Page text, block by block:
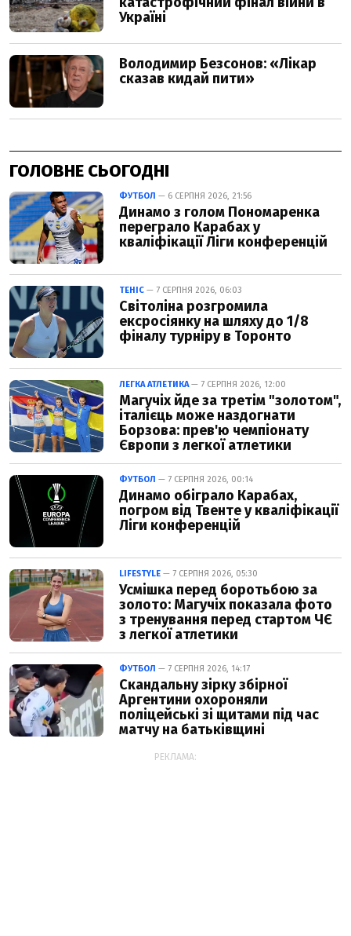
ГОЛОВНЕ СЬОГОДНІ
ФУТБОЛ — 6 СЕРПНЯ 2026, 21:56
Динамо з голом Пономаренка
переграло Карабах у
кваліфікації Ліги конференцій
ТЕНІС — 7 СЕРПНЯ 2026, 06:03
Світоліна розгромила
ексросіянку на шляху до 1/8
фіналу турніру в Торонто
ЛЕГКА АТЛЕТИКА— 7 СЕРПНЯ 2026, 12:00
Магучіх йде за третім "золотом",
італієць може наздогнати
Борзова: прев'ю чемпіонату
Європи з легкої атлетики
ФУТБОЛ — 7 СЕРПНЯ 2026, 00:14
Динамо обіграло Карабах,
погром від Твенте у кваліфікації
Ліги конференцій
LIFESTYLE — 7 СЕРПНЯ 2026, 05:30
Усмішка перед боротьбою за
золото: Магучіх показала фото
з тренування перед стартом ЧЄ
з легкої атлетики
ФУТБОЛ — 7 СЕРПНЯ 2026, 14:17
Скандальну зірку збірної
Аргентини охороняли
поліцейські зі щитами під час
матчу на батьківщині
РЕКЛАМА: